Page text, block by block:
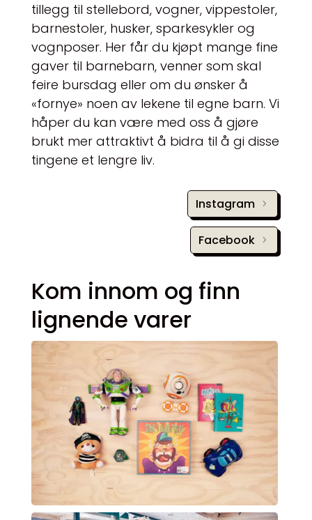
tillegg til stellebord, vogner, vippestoler,
barnestoler, husker, sparkesykler og
vognposer. Her får du kjøpt mange fine
gaver til barnebarn, venner som skal
feire bursdag eller om du ønsker å
«fornye» noen av lekene til egne barn. Vi
håper du kan være med oss å gjøre
brukt mer attraktivt å bidra til å gi disse
tingene et lengre liv.
Instagram
Facebook
Kom innom og finn
lignende varer